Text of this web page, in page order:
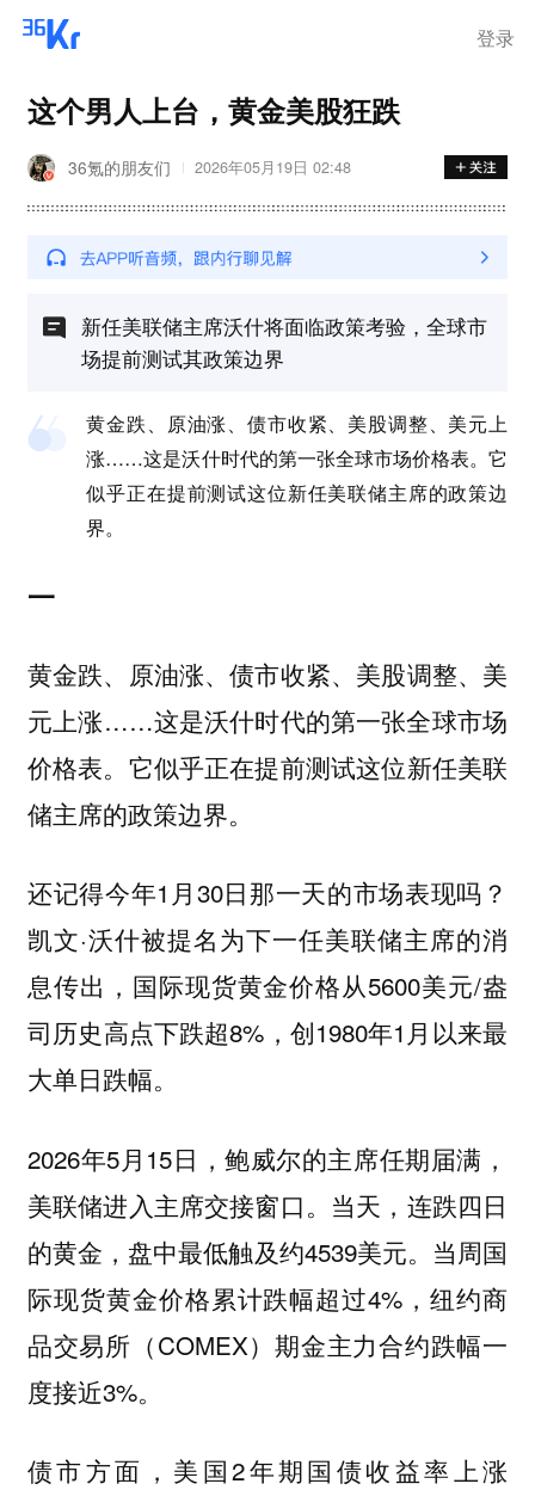
登录
这个男人上台，黄金美股狂跌
36氪的朋友们 2026年05月19日 02:48
新任美联储主席沃什将面临政策考验，全球市
场提前测试其政策边界
黄金跌、原油涨、债市收紧、美股调整、美元上
涨……这是沃什时代的第一张全球市场价格表。它
似乎正在提前测试这位新任美联储主席的政策边
界。
一
黄金跌、原油涨、债市收紧、美股调整、美
元上涨……这是沃什时代的第一张全球市场
价格表。它似乎正在提前测试这位新任美联
储主席的政策边界。
还记得今年1月30日那一天的市场表现吗？
凯文·沃什被提名为下一任美联储主席的消
息传出，国际现货黄金价格从5600美元/盎
司历史高点下跌超8%，创1980年1月以来最
大单日跌幅。
2026年5月15日，鲍威尔的主席任期届满，
美联储进入主席交接窗口。当天，连跌四日
的黄金，盘中最低触及约4539美元。当周国
际现货黄金价格累计跌幅超过4%，纽约商
品交易所（COMEX）期金主力合约跌幅一
度接近3%。
债市方面，美国2年期国债收益率上涨